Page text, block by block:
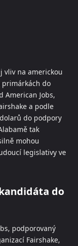
vliv na americkou
primárkách do
American Jobs,
a podle
do podpory
tak
mohou
legislativy ve
do
podporovaný
Fairshake,